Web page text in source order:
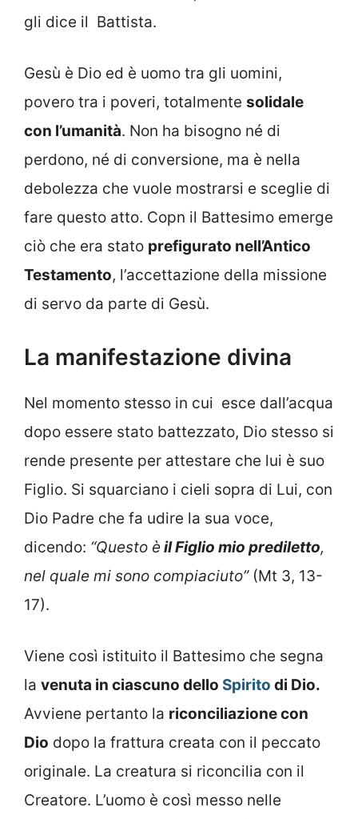
gli dice il Battista.
Gesù è Dio ed è uomo tra gli uomini,
povero tra i poveri, totalmente solidale
con l’umanità. Non ha bisogno né di
perdono, né di conversione, ma è nella
debolezza che vuole mostrarsi e sceglie di
fare questo atto. Copn il Battesimo emerge
ciò che era stato prefigurato nell’Antico
Testamento, l’accettazione della missione
di servo da parte di Gesù.
La manifestazione divina
Nel momento stesso in cui esce dall’acqua
dopo essere stato battezzato, Dio stesso si
rende presente per attestare che lui è suo
Figlio. Si squarciano i cieli sopra di Lui, con
Dio Padre che fa udire la sua voce,
dicendo: “Questo èil Figlio mio prediletto,
nel quale mi sono compiaciuto”(Mt 3, 13-
17).
Viene così istituito il Battesimo che segna
la venuta in ciascuno dello Spirito di Dio.
Avviene pertanto la riconciliazione con
Dio dopo la frattura creata con il peccato
originale. La creatura si riconcilia con il
Creatore. L’uomo è così messo nelle